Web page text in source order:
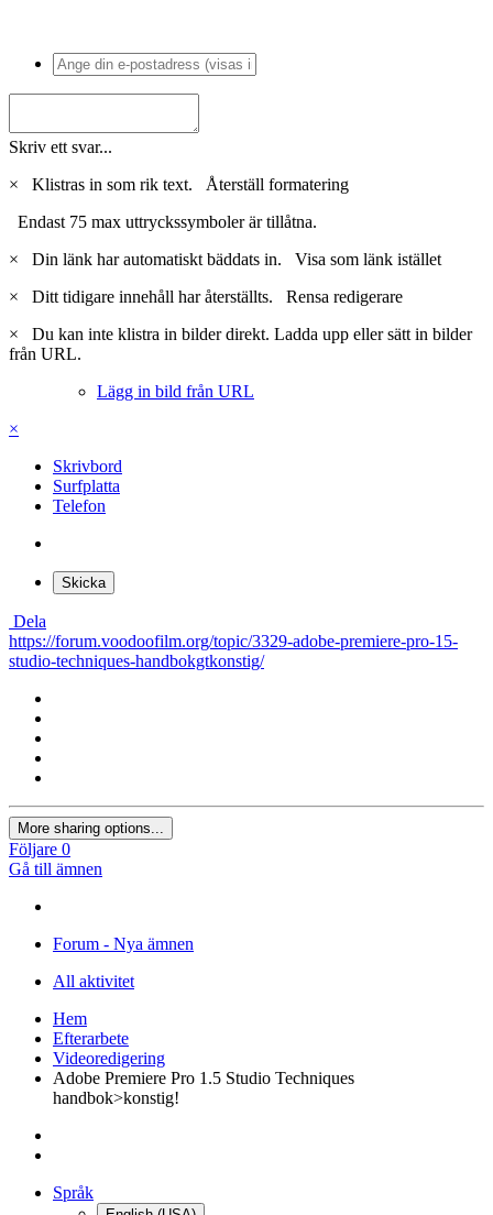
Skriv ett svar...
×
Klistras in som rik text. Återställ formatering
Endast 75 max uttryckssymboler är tillåtna.
×
Din länk har automatiskt bäddats in. Visa som länk istället
×
Ditt tidigare innehåll har återställts. Rensa redigerare
×
Du kan inte klistra in bilder direkt. Ladda upp eller sätt in bilder
från URL.
Lägg in bild från URL
×
Skrivbord
Surfplatta
Telefon
Skicka
Dela
https://forum.voodoofilm.org/topic/3329-adobe-premiere-pro-15-
studio-techniques-handbokgtkonstig/
More sharing options...
Följare 0
Gå till ämnen
Forum - Nya ämnen
All aktivitet
Hem
Efterarbete
Videoredigering
Adobe Premiere Pro 1.5 Studio Techniques
handbok>konstig!
Språk